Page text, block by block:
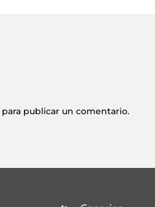
para publicar un comentario.